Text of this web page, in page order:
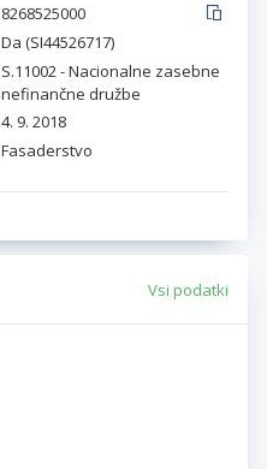
8268525000
Da (SI44526717)
S.11002 - Nacionalne zasebne
nefinančne družbe
4. 9. 2018
Fasaderstvo
Vsi podatki